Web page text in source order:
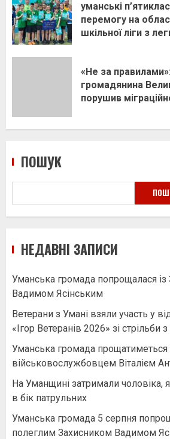
уманські
перемогу на
шкільної ліги з
«Не за
громадянина
порушив
ПОШУК
НЕДАВНІ ЗАПИСИ
Уманська громада попрощалася
Вадимом Ясінським
Ветерани з Умані взяли участь у
«Ігор Ветеранів 2026» зі стрільби
Уманська громада прощатиметься
військовослужбовцем Віталієм
На Уманщині затримали чоловіка,
в бік патрульних
Уманська громада 5 серпня
полеглим Захисником Вадимом